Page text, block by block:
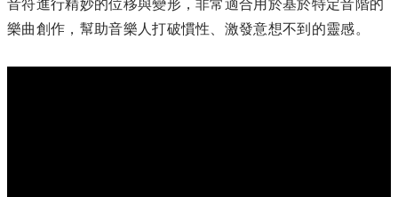
樂曲創作，幫助音樂人打破慣性、激發意想不到的靈感。